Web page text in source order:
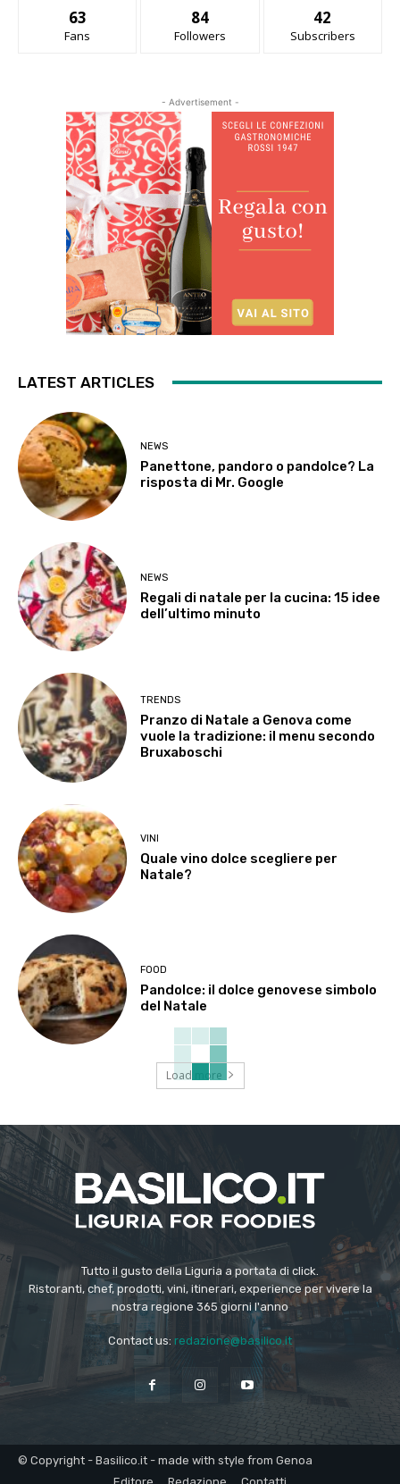
63
Fans
84
Followers
42
Subscribers
- Advertisement -
LATEST ARTICLES
NEWS
Panettone, pandoro o pandolce? La
risposta di Mr. Google
NEWS
Regali di natale per la cucina: 15 idee
dell’ultimo minuto
TRENDS
Pranzo di Natale a Genova come
vuole la tradizione: il menu secondo
Bruxaboschi
VINI
Quale vino dolce scegliere per
Natale?
FOOD
Pandolce: il dolce genovese simbolo
del Natale
Load more
Tutto il gusto della Liguria a portata di click.
Ristoranti, chef, prodotti, vini, itinerari, experience per vivere la
nostra regione 365 giorni l'anno
Contact us: redazione@basilico.it
© Copyright - Basilico.it - made with style from Genoa